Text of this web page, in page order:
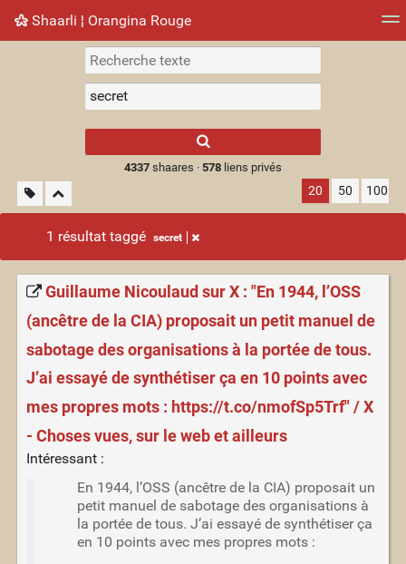
Shaarli ¦ Orangina Rouge
Nuage de tags Mur d'images
results.
4337shaares · 578liens privés
20 50 100
1 résultat taggé secret
Guillaume Nicoulaud sur X : "En 1944, l’OSS
(ancêtre de la CIA) proposait un petit manuel de
sabotage des organisations à la portée de tous.
J’ai essayé de synthétiser ça en 10 points avec
mes propres mots : https://t.co/nmofSp5Trf" / X
- Choses vues, sur le web et ailleurs
Intéressant :
En 1944, l’OSS (ancêtre de la CIA) proposait un
petit manuel de sabotage des organisations à
la portée de tous. J’ai essayé de synthétiser ça
en 10 points avec mes propres mots :